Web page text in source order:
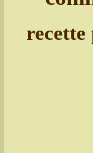
recette